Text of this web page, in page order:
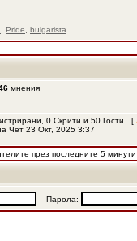
Pride bulgarista
мнения
0 Скрити и 50 Гости [
Чет 23 Окт, 2025 3:37
през последните 5 минути
Парола: